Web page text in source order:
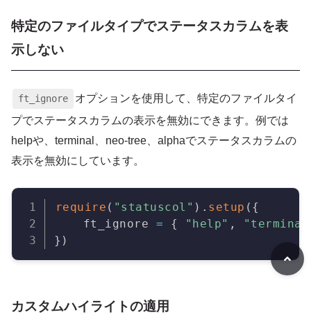
特定のファイルタイプでステータスカラムを表
示しない
ft_ignore
オプションを使用して、特定のファイルタイ
プでステータスカラムの表示を無効にできます。例では
helpや、terminal、neo-tree、alphaでステータスカラムの
表示を無効にしています。
require ( "statuscol" ) . setup ( {
    ft_ignore
= { "help" ,
} )
カスタムハイライトの適用